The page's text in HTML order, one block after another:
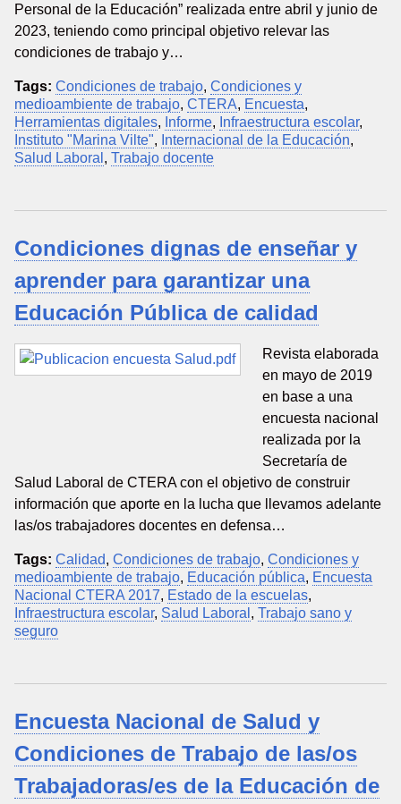
Personal de la Educación” realizada entre abril y junio de
2023, teniendo como principal objetivo relevar las
condiciones de trabajo y…
Tags: Condiciones de trabajo, Condiciones y
medioambiente de trabajo, CTERA, Encuesta,
Herramientas digitales, Informe, Infraestructura escolar,
Instituto "Marina Vilte", Internacional de la Educación,
Salud Laboral , Trabajo docente
Condiciones dignas de enseñar y
aprender para garantizar una
Educación Pública de calidad
Revista elaborada
en mayo de 2019
en base a una
encuesta nacional
realizada por la
Secretaría de
Salud Laboral de CTERA con el objetivo de construir
información que aporte en la lucha que llevamos adelante
las/os trabajadores docentes en defensa…
Tags: Calidad, Condiciones de trabajo, Condiciones y
medioambiente de trabajo, Educación pública, Encuesta
Nacional CTERA 2017, Estado de la escuelas,
Infraestructura escolar, Salud Laboral , Trabajo sano y
seguro
Encuesta Nacional de Salud y
Condiciones de Trabajo de las/os
Trabajadoras/es de la Educación de